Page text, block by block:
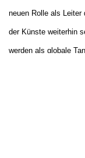
neuen Rolle als Leiter
der Künste weiterhin
werden als globale